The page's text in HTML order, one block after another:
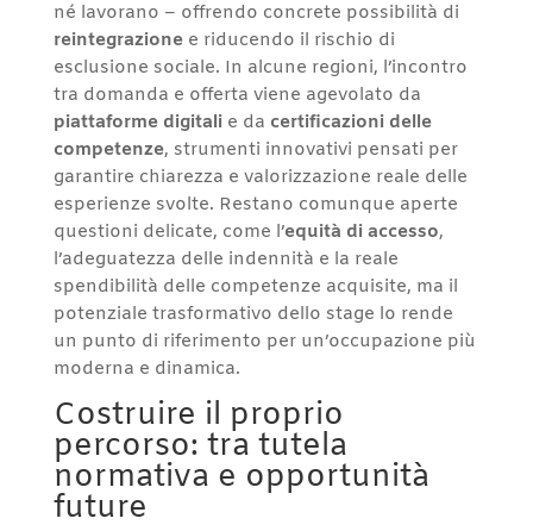
né lavorano – offrendo concrete possibilità di
reintegrazionee riducendo il rischio di
esclusione sociale. In alcune regioni, l’incontro
tra domanda e offerta viene agevolato da
piattaforme digitalie da certificazioni delle
competenze, strumenti innovativi pensati per
garantire chiarezza e valorizzazione reale delle
esperienze svolte. Restano comunque aperte
questioni delicate, come l’equità di accesso,
l’adeguatezza delle indennità e la reale
spendibilità delle competenze acquisite, ma il
potenziale trasformativo dello stage lo rende
un punto di riferimento per un’occupazione più
moderna e dinamica.
Costruire il proprio
percorso: tra tutela
normativa e opportunità
future